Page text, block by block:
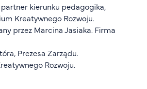
kierunku pedagogika,
Kreatywnego Rozwoju.
przez Marcina Jasiaka. Firma
Prezesa Zarządu.
Rozwoju.